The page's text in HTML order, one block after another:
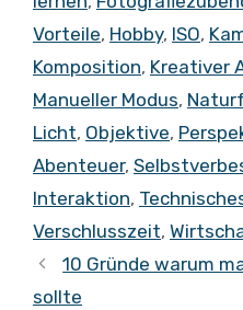
Vorteile, Hobby, ISO,
Komposition, Kreativer
Manueller Modus,
Licht, Objektive,
Abenteuer,
Interaktion,
Verschlusszeit,
10 Gründe warum
sollte